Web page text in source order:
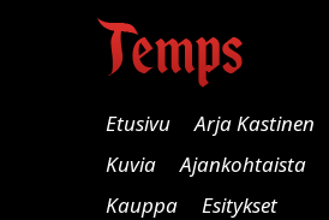
Etusivu Arja Kastinen
Kuvia
Ajankohtaista
Kauppa
Esitykset